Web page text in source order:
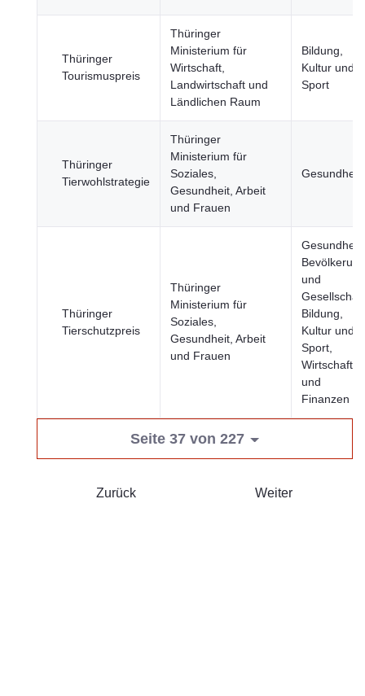
Thüringer
Tourismuspreis
Thüringer
Ministerium für
Wirtschaft,
Landwirtschaft und
Ländlichen Raum
Bildung,
Kultur und
Sport
Thüringer
Tierwohlstrategie
Thüringer
Ministerium für
Soziales,
Gesundheit, Arbeit
und Frauen
Gesundheit
Thüringer
Tierschutzpreis
Thüringer
Ministerium für
Soziales,
Gesundheit, Arbeit
und Frauen
Gesundheit,
Bevölkerung
und
Bildung,
Kultur und
Sport,
Wirtschaft
und
Finanzen
Seite 37 von 227
Zurück Weiter